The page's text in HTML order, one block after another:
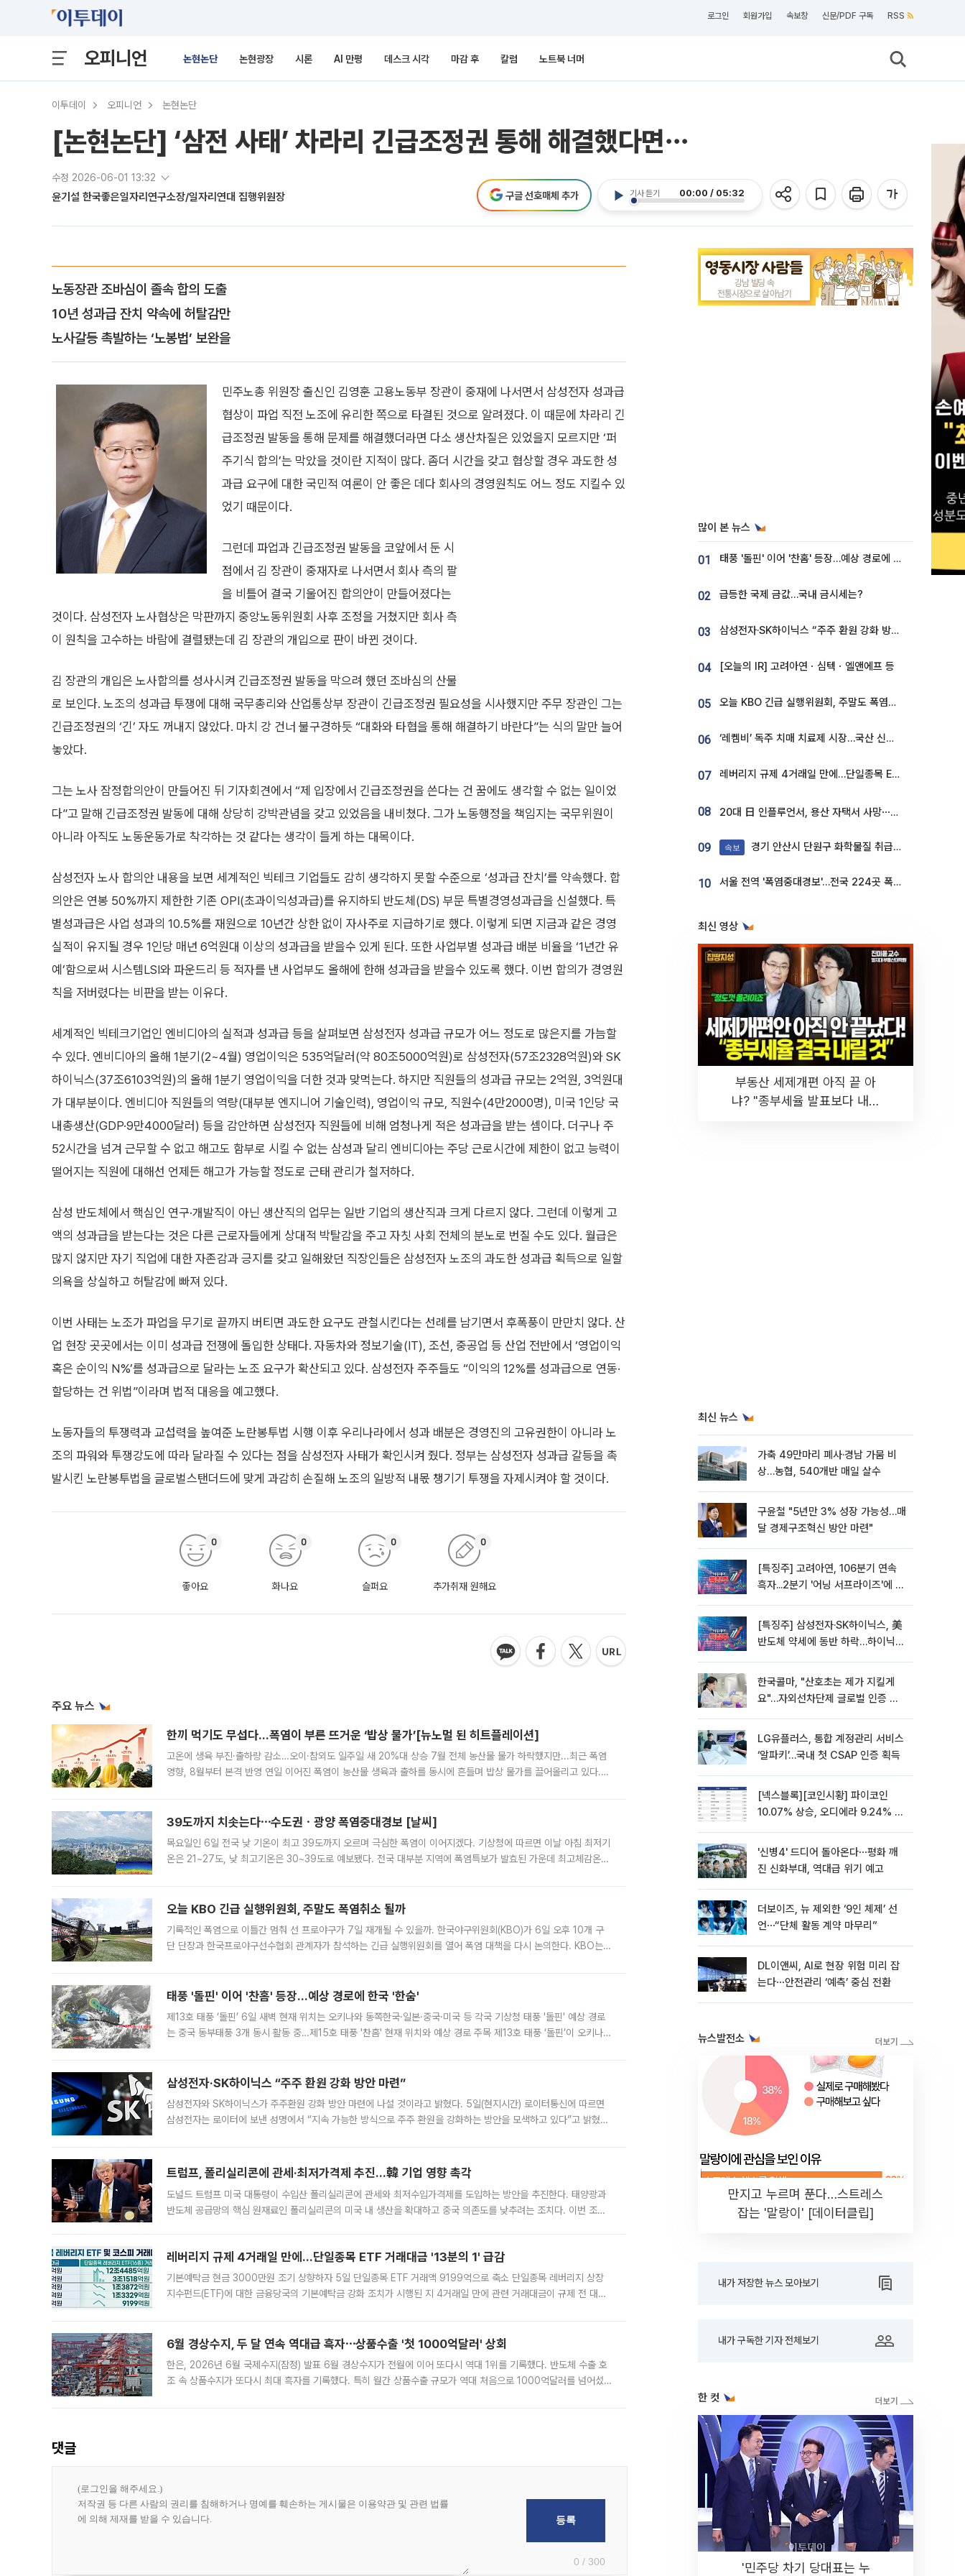
로그인 회원가입 속보창 신문/PDF 구독 RSS
오피니언 논현논단 논현광장 시론 AI 만평 데스크 시각 마감 후 칼럼 노트북 너머
이투데이 오피니언 논현논단
[논현논단] ‘삼전 사태’ 차라리 긴급조정권 통해 해결했다면⋯
수정 2026-06-01 13:32
윤기설 한국좋은일자리연구소장/일자리연대 집행위원장 기사 듣기 00:00 / 05:32
구글 선호매체 추가
노동장관 조바심이 졸속 합의 도출
10년 성과급 잔치 약속에 허탈감만
노사갈등 촉발하는 ‘노봉법’ 보완을
민주노총 위원장 출신인 김영훈 고용노동부 장관이 중재에 나서면서 삼성전자 성과급
협상이 파업 직전 노조에 유리한 쪽으로 타결된 것으로 알려졌다. 이 때문에 차라리 긴
급조정권 발동을 통해 문제를 해결했더라면 다소 생산차질은 있었을지 모르지만 ‘퍼
주기식 합의’는 막았을 것이란 지적이 많다. 좀더 시간을 갖고 협상할 경우 과도한 성
과급 요구에 대한 국민적 여론이 안 좋은 데다 회사의 경영원칙도 어느 정도 지킬수 있
었기 때문이다.
그런데 파업과 긴급조정권 발동을 코앞에서 둔 시
점에서 김 장관이 중재자로 나서면서 회사 측의 팔
을 비틀어 결국 기울어진 합의안이 만들어졌다는
것이다. 삼성전자 노사협상은 막판까지 중앙노동위원회 사후 조정을 거쳤지만 회사 측
이 원칙을 고수하는 바람에 결렬됐는데 김 장관의 개입으로 판이 바뀐 것이다.
김 장관의 개입은 노사합의를 성사시켜 긴급조정권 발동을 막으려 했던 조바심의 산물
로 보인다. 노조의 성과급 투쟁에 대해 국무총리와 산업통상부 장관이 긴급조정권 필요성을 시사했지만 주무 장관인 그는
긴급조정권의 ‘긴’ 자도 꺼내지 않았다. 마치 강 건너 불구경하듯 “대화와 타협을 통해 해결하기 바란다”는 식의 말만 늘어
놓았다.
그는 노사 잠정합의안이 만들어진 뒤 기자회견에서 “제 입장에서 긴급조정권을 쓴다는 건 꿈에도 생각할 수 없는 일이었
다”고 말해 긴급조정권 발동에 대해 상당히 강박관념을 갖고 있었음을 내비쳤다. 그가 노동행정을 책임지는 국무위원이
아니라 아직도 노동운동가로 착각하는 것 같다는 생각이 들게 하는 대목이다.
삼성전자 노사 합의안 내용을 보면 세계적인 빅테크 기업들도 감히 생각하지 못할 수준으로 ‘성과급 잔치’를 약속했다. 합
의안은 연봉 50%까지 제한한 기존 OPI(초과이익성과급)를 유지하되 반도체(DS) 부문 특별경영성과급을 신설했다. 특
별성과급은 사업 성과의 10.5%를 재원으로 10년간 상한 없이 자사주로 지급하기로 했다. 이렇게 되면 지금과 같은 경영
실적이 유지될 경우 1인당 매년 6억원대 이상의 성과급을 받을수 있게 된다. 또한 사업부별 성과급 배분 비율을 ‘1년간 유
예’함으로써 시스템LSI와 파운드리 등 적자를 낸 사업부도 올해에 한해 성과급을 받을수 있도록 했다. 이번 합의가 경영원
칙을 저버렸다는 비판을 받는 이유다.
세계적인 빅테크기업인 엔비디아의 실적과 성과급 등을 살펴보면 삼성전자 성과급 규모가 어느 정도로 많은지를 가늠할
수 있다. 엔비디아의 올해 1분기(2~4월) 영업이익은 535억달러(약 80조5000억원)로 삼성전자(57조2328억원)와 SK
하이닉스(37조6103억원)의 올해 1분기 영업이익을 더한 것과 맞먹는다. 하지만 직원들의 성과급 규모는 2억원, 3억원대
가 대부분이다. 엔비디아 직원들의 역량(대부분 엔지니어 기술인력), 영업이익 규모, 직원수(4만2000명), 미국 1인당 국
내총생산(GDP·9만4000달러) 등을 감안하면 삼성전자 직원들에 비해 엄청나게 적은 성과급을 받는 셈이다. 더구나 주
52시간을 넘겨 근무할 수 없고 해고도 함부로 시킬 수 없는 삼성과 달리 엔비디아는 주당 근로시간에 제한이 없고 능력이
떨어지는 직원에 대해선 언제든 해고가 가능할 정도로 근태 관리가 철저하다.
삼성 반도체에서 핵심인 연구·개발직이 아닌 생산직의 업무는 일반 기업의 생산직과 크게 다르지 않다. 그런데 이렇게 고
액의 성과급을 받는다는 것은 다른 근로자들에게 상대적 박탈감을 주고 자칫 사회 전체의 분노로 번질 수도 있다. 월급은
많지 않지만 자기 직업에 대한 자존감과 긍지를 갖고 일해왔던 직장인들은 삼성전자 노조의 과도한 성과급 획득으로 일할
의욕을 상실하고 허탈감에 빠져 있다.
이번 사태는 노조가 파업을 무기로 끝까지 버티면 과도한 요구도 관철시킨다는 선례를 남기면서 후폭풍이 만만치 않다. 산
업 현장 곳곳에서는 이미 성과급 전쟁에 돌입한 상태다. 자동차와 정보기술(IT), 조선, 중공업 등 산업 전반에서 ‘영업이익
혹은 순이익 N%’를 성과급으로 달라는 노조 요구가 확산되고 있다. 삼성전자 주주들도 “이익의 12%를 성과급으로 연동·
할당하는 건 위법”이라며 법적 대응을 예고했다.
노동자들의 투쟁력과 교섭력을 높여준 노란봉투법 시행 이후 우리나라에서 성과 배분은 경영진의 고유권한이 아니라 노
조의 파워와 투쟁강도에 따라 달라질 수 있다는 점을 삼성전자 사태가 확인시켜 줬다. 정부는 삼성전자 성과급 갈등을 촉
발시킨 노란봉투법을 글로벌스탠더드에 맞게 과감히 손질해 노조의 일방적 내몫 챙기기 투쟁을 자제시켜야 할 것이다.
좋아요
0
화나요
0
슬퍼요
0
추가취재 원해요
0
주요 뉴스
한끼 먹기도 무섭다...폭염이 부른 뜨거운 ‘밥상 물가’[뉴노멀 된 히트플레이션]
고온에 생육 부진·출하량 감소…오이·참외도 일주일 새 20%대 상승 7월 전체 농산물 물가 하락했지만...최근 폭염
영향, 8월부터 본격 반영 연일 이어진 폭염이 농산물 생육과 출하를 동시에 흔들며 밥상 물가를 끌어올리고 있다.
39도까지 치솟는다⋯수도권ㆍ광양 폭염중대경보 [날씨]
목요일인 6일 전국 낮 기온이 최고 39도까지 오르며 극심한 폭염이 이어지겠다. 기상청에 따르면 이날 아침 최저기
온은 21~27도, 낮 최고기온은 30~39도로 예보됐다. 전국 대부분 지역에 폭염특보가 발효된 가운데 최고체감온도
오늘 KBO 긴급 실행위원회, 주말도 폭염취소 될까
기록적인 폭염으로 이틀간 멈춰 선 프로야구가 7일 재개될 수 있을까. 한국야구위원회(KBO)가 6일 오후 10개 구
단 단장과 한국프로야구선수협회 관계자가 참석하는 긴급 실행위원회를 열어 폭염 대책을 다시 논의한다. KBO는
태풍 '돌핀' 이어 '찬홈' 등장…예상 경로에 한국 '한숨'
제13호 태풍 ‘돌핀’ 6일 새벽 현재 위치는 오키나와 동쪽한국·일본·중국·미국 등 각국 기상청 태풍 '돌핀' 예상 경로
는 중국 동부태풍 3개 동시 활동 중…제15호 태풍 '찬홈' 현재 위치와 예상 경로 주목 제13호 태풍 ‘돌핀’이 오키나와
삼성전자·SK하이닉스 “주주 환원 강화 방안 마련”
삼성전자와 SK하이닉스가 주주환원 강화 방안 마련에 나설 것이라고 밝혔다. 5일(현지시간) 로이터통신에 따르면
삼성전자는 로이터에 보낸 성명에서 “지속 가능한 방식으로 주주 환원을 강화하는 방안을 모색하고 있다”고 밝혔다.
트럼프, 폴리실리콘에 관세·최저가격제 추진…韓 기업 영향 촉각
도널드 트럼프 미국 대통령이 수입산 폴리실리콘에 관세와 최저수입가격제를 도입하는 방안을 추진한다. 태양광과
반도체 공급망의 핵심 원재료인 폴리실리콘의 미국 내 생산을 확대하고 중국 의존도를 낮추려는 조치다. 이번 조처
레버리지 규제 4거래일 만에…단일종목 ETF 거래대금 '13분의 1' 급감
기본예탁금 현금 3000만원 조기 상향하자 5일 단일종목 ETF 거래액 9199억으로 축소 단일종목 레버리지 상장
지수펀드(ETF)에 대한 금융당국의 기본예탁금 강화 조치가 시행된 지 4거래일 만에 관련 거래대금이 규제 전 대비
6월 경상수지, 두 달 연속 역대급 흑자⋯상품수출 '첫 1000억달러' 상회
한은, 2026년 6월 국제수지(잠정) 발표 6월 경상수지가 전월에 이어 또다시 역대 1위를 기록했다. 반도체 수출 호
조 속 상품수지가 또다시 최대 흑자를 기록했다. 특히 월간 상품수출 규모가 역대 처음으로 1000억달러를 넘어섰
댓글
0 / 300
많이 본 뉴스
01 태풍 '돌핀' 이어 '찬홈' 등장…예상 경로에 한국 '한숨'
02 급등한 국제 금값…국내 금시세는?
03 삼성전자·SK하이닉스 “주주 환원 강화 방안 마련”
04 [오늘의 IR] 고려아연ㆍ심텍ㆍ엘앤에프 등
05 오늘 KBO 긴급 실행위원회, 주말도 폭염취소 될까
06 ‘레켐비’ 독주 치매 치료제 시장…국산 신약 등장하나
07 레버리지 규제 4거래일 만에…단일종목 ETF 거래대금 '13분의 1' 급감
08 20대 日 인플루언서, 용산 자택서 사망⋯SNS 라방 중 숨져
09 속보 경기 안산시 단원구 화학물질 취급 공장서 연기 발생
10 서울 전역 '폭염중대경보'…전국 224곳 폭염특보
최신 영상
부동산 세제개편 아직 끝 아
냐? "종부세율 발표보다 내릴
최신 뉴스
가축 49만마리 폐사·경남 가뭄 비
상…농협, 540개반 매일 살수
구윤철 "5년만 3% 성장 가능성…매
달 경제구조혁신 방안 마련"
[특징주] 고려아연, 106분기 연속
흑자...2분기 '어닝 서프라이즈'에 장
[특징주] 삼성전자·SK하이닉스, 美
반도체 약세에 동반 하락…하이닉스
한국콜마, "산호초는 제가 지킬게
요"…자외선차단제 글로벌 인증 체
LG유플러스, 통합 계정관리 서비스
‘알파키’…국내 첫 CSAP 인증 획득
[넥스블록][코인시황] 파이코인
10.07% 상승, 오디에라 9.24% 하
'신병4' 드디어 돌아온다⋯평화 깨
진 신화부대, 역대급 위기 예고
더보이즈, 뉴 제외한 ‘9인 체제’ 선
언⋯“단체 활동 계약 마무리”
DL이앤씨, AI로 현장 위험 미리 잡
는다⋯안전관리 ‘예측’ 중심 전환
뉴스발전소
만지고 누르며 푼다…스트레스
잡는 '말랑이' [데이터클립]
내가 저장한 뉴스 모아보기
내가 구독한 기자 전체보기
한 컷
'민주당 차기 당대표는 누